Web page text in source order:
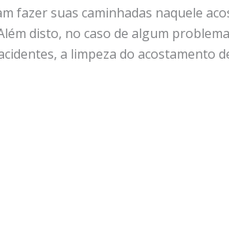
fazer suas caminhadas naquele
disto, no caso de algum
a limpeza do acostamento